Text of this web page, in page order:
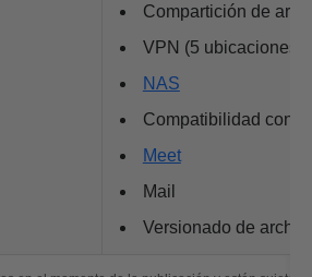
Compartición de
VPN (5 ubicaciones)
NAS
Compatibilidad con
Meet
Mail
Versionado de